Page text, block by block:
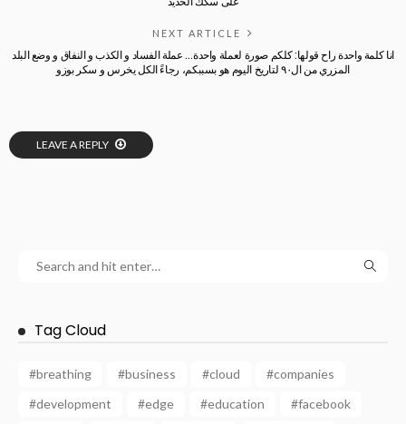
NEXT ARTICLE
انا كلمة واحدة راح قولها: كلكم صورة لعملة واحدة… عملة الفساد و الكذب و النفاق و وضع البلد
المزري من ال٩٠ لتاريخ اليوم هو بسببكم، رجاءً الكل يخرس و سكر بوزو
LEAVE A REPLY
Tag Cloud
#breathing #business #cloud
#companies
#development
#edge #education
#facebook